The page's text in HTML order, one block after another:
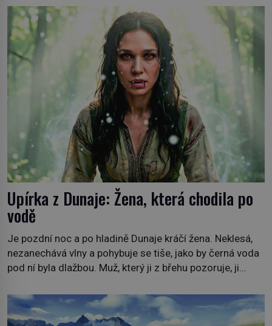
později je mrtvá. Mohla devítiletá Zahlédla vlastní
osud? Dne 21. října 1966 se velšská vesnice Aberfan […]
Upírka z Dunaje: Žena, která chodila po
vodě
Je pozdní noc a po hladině Dunaje kráčí žena. Neklesá,
nezanechává vlny a pohybuje se tiše, jako by černá voda
pod ní byla dlažbou. Muž, který ji z břehu pozoruje, ji
mrtvá celé století. Vesnice Kisiljevo v severovýchodním
Srbsku má s upíry nevyřízené účty. […]